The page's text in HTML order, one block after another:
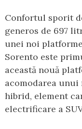
Confortul sporit
generos de 697
unei noi
Sorento este
această nouă
acomodarea
hibrid, element
electrificare a